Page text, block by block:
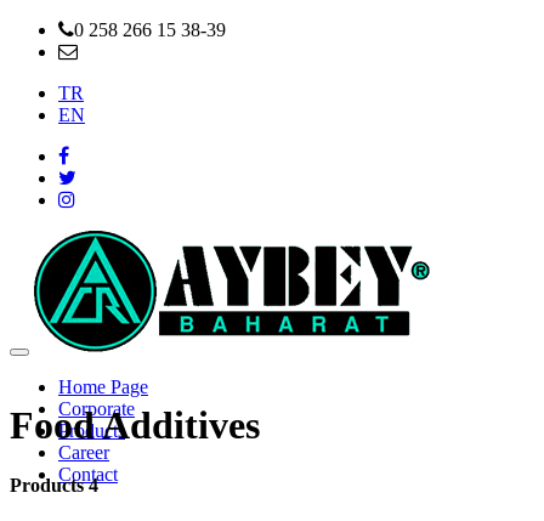
0 258 266 15 38-39
TR
EN
Home Page
Corporate
Products
Career
Contact
Food Additives
Products 4